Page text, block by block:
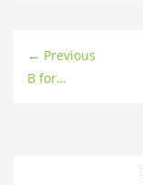
← Previous
B for…